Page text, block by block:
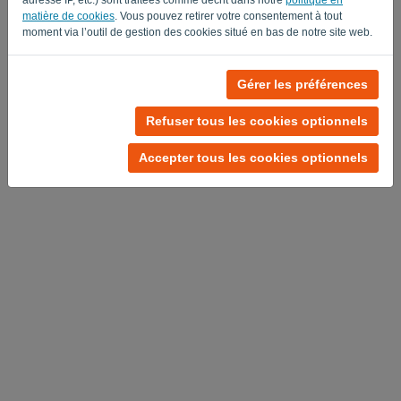
matière de cookies . Vous pouvez retirer votre consentement à tout
moment via l’outil de gestion des cookies situé en bas de notre site web.
Gérer les préférences
Refuser tous les cookies optionnels
Accepter tous les cookies optionnels
Privacy Policy-Terms of Service.